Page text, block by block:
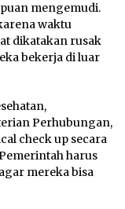
mengemudi.
waktu
dikatakan rusak
bekerja di luar
Perhubungan,
check up secara
harus
mereka bisa